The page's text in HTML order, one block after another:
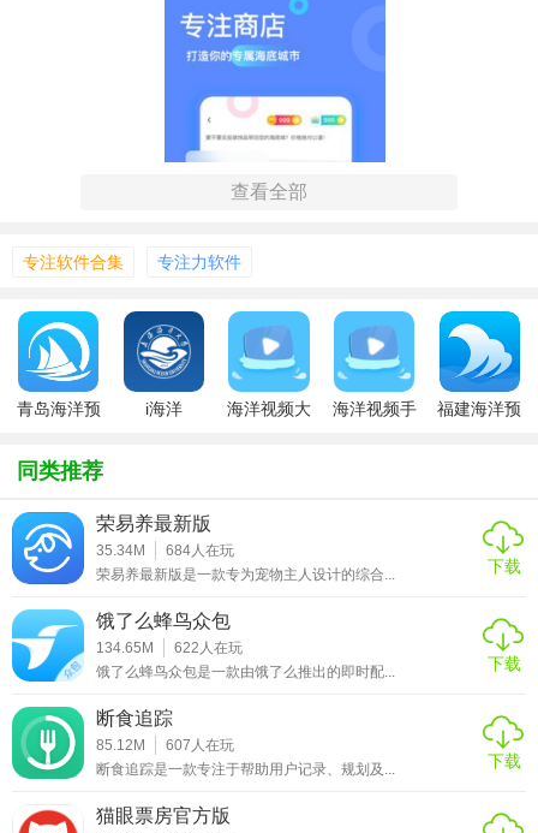
【专注海洋特色】
美丽的海底风光。
2. 音效调节：根据您的喜好，调整背景音乐和海洋声音的音
量，营造舒适的专注氛围。
3. 定时任务：设定专注时间，软件将在指定时间后提醒您休
息，避免长时间工作导致的疲劳。
4. 统计数据：记录您的专注时长和次数，让您了解自己的专
注力水平，以便进行针对性的提升。
【专注海洋亮点】
1. 个性化定制：支持用户自定义专注模式，让您根据自己的
查看全部
专注软件合集 专注力软件
青岛海洋预
i海洋
海洋视频大
海洋视频手
福建海洋预
同类推荐
荣易养最新版
35.34M 684人在玩
荣易养最新版是一款专为宠物主人设计的综合...
下载
饿了么蜂鸟众包
134.65M 622 人在玩
饿了么蜂鸟众包是一款由饿了么推出的即时配...
下载
断食追踪
85.12M 607 人在玩
断食追踪是一款专注于帮助用户记录、规划及...
下载
猫眼票房官方版